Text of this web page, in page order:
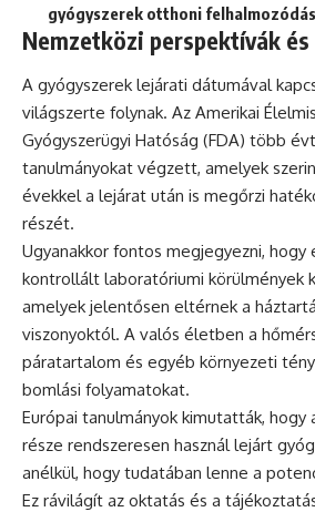
gyógyszerek otthoni
Nemzetközi perspektívák
A gyógyszerek lejárati dátumával
világszerte folynak. Az Amerikai
Gyógyszerügyi Hatóság (FDA) több
tanulmányokat végzett, amelyek
évekkel a lejárat után is megőrzi
részét.
Ugyanakkor fontos megjegyezni, hogy
kontrollált laboratóriumi körülmények
amelyek jelentősen eltérnek a
viszonyoktól. A valós életben a
páratartalom és egyéb környezeti
bomlási folyamatokat.
Európai tanulmányok kimutatták, hogy
része rendszeresen használ lejárt
anélkül, hogy tudatában lenne a
Ez rávilágít az oktatás és a